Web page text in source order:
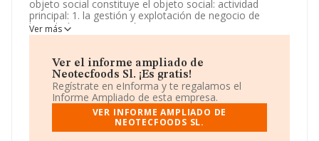
objeto social constituye el objeto social: actividad
principal: 1. la gestión y explotación de negocio de
hostelería y restauración (c.n.a.e. 56.10-restaurantes y
puestos de comidas). 2. la explotación bajo cualquier
cafeterías, r. La empresa está registrada como
Sociedad Limitada. Su CNAE corresponde a 4791 con
código 'Comercio al por menor por correspondencia o
internet'. La sociedad no tiene actividad en mercados
exteriores.
El número de empleados ha disminuido un 50% y
Ver más
Ver el informe ampliado de
Neotecfoods Sl. ¡Es gratis!
Regístrate en eInforma y te regalamos el
Informe Ampliado de esta empresa.
VER INFORME AMPLIADO DE
NEOTECFOODS SL.